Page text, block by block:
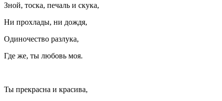
Зной, тоска, печаль и скука,
Ни прохлады, ни дождя,
Одиночество разлука,
Где же, ты любовь моя.
Ты прекрасна и красива,